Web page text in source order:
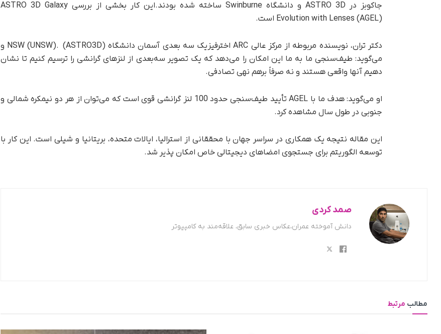
جاکوبز در ASTRO 3D و دانشگاه Swinburne ساخته شده بودند.این کار بخشی از بررسی ASTRO 3D Galaxy
Evolution with Lenses (AGEL) است.
دکتر تران، نویسنده مربوطه از مرکز عالی ARC اخترفیزیک سه بعدی آسمان دانشگاه NSW (UNSW). (ASTRO3D) و
می‌گوید: طیف‌سنجی ما به ما این امکان را می‌دهد که یک تصویر سه‌بعدی از لنزهای گرانشی را ترسیم کنیم تا نشان
دهیم آنها واقعی هستند و نه صرفاً برهم نهی تصادفی.
او می‌گوید: هدف ما با AGEL تأیید طیف‌سنجی حدود 100 لنز گرانشی قوی است که می‌توان از هر دو نیمکره شمالی و
جنوبی در طول سال مشاهده کرد.
این مقاله نتیجه یک همکاری در سراسر جهان با محققانی از استرالیا، ایالات متحده، بریتانیا و شیلی است. این کار با
توسعه الگوریتم برای جستجوی امضاهای دیجیتالی خاص امکان پذیر شد.
صمد کردی
دانش آموخته عمران،عکاس خبری سابق، علاقه‌مند به کامپیوتر
مطالب مرتبط